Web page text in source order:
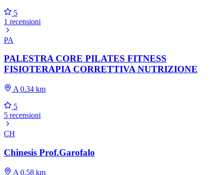
5
1 recensioni
PA
PALESTRA CORE PILATES FITNESS
FISIOTERAPIA CORRETTIVA NUTRIZIONE
A 0.34 km
5
5 recensioni
CH
Chinesis Prof.Garofalo
A 0.58 km